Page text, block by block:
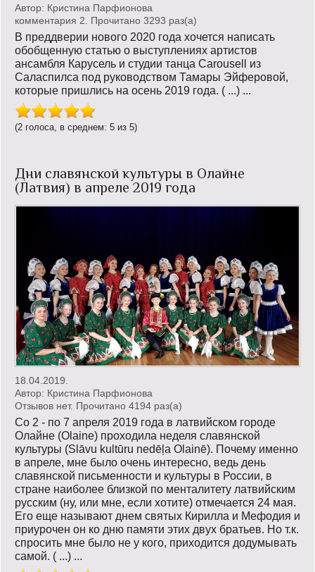
Автор: Кристина Парфионова
комментария 2. Прочитано 3293 раз(a)
В преддверии нового 2020 года хочется написать
обобщенную статью о выступлениях артистов
ансамбля Карусель и студии танца Carousell из
Саласпилса под руководством Тамары Эйферовой,
которые пришлись на осень 2019 года. ( ...) ...
(2 голоса, в среднем: 5 из 5)
Дни славянской культуры в Олайне
(Латвия) в апреле 2019 года
18.04.2019.
Автор: Кристина Парфионова
Отзывов нет. Прочитано 4194 раз(a)
Со 2 - по 7 апреля 2019 года в латвийском городе
Олайне (Olaine) проходила неделя славянской
культуры (Slāvu kultūru nedēļa Olainē). Почему именно
в апреле, мне было очень интересно, ведь день
славянской письменности и культуры в России, в
стране наиболее близкой по менталитету латвийским
русским (ну, или мне, если хотите) отмечается 24 мая.
Его еще называют днем святых Кирилла и Мефодия и
приурочен он ко дню памяти этих двух братьев. Но т.к.
спросить мне было не у кого, приходится додумывать
самой. ( ...) ...